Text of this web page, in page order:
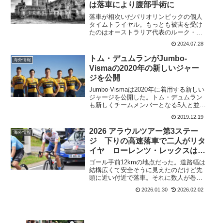
は落車により腹部手術に
落車が相次いだパリオリンピックの個人
タイムトライヤル。もっとも被害を受け
たのはオーストラリア代表のルーク・プ
ラップだった。好調な走りの中でGrosse
chute pour Luke Plapp, les routes
mouillées ...
2024.07.28
海外情報
トム・デュムランがJumbo-
Vismaの2020年の新しいジャー
ジを公開
Jumbo-Vismaは2020年に着用する新しい
ジャージを公開した。トム・デュムラン
も新しくチームメンバーとなる5人と並ん
した。チームを代表して写真に写ってい
るのは、左からワウト・ファンアール...
2019.12.19
海外情報
2026 アラウルツアー第3ステー
ジ 下りの高速落車で二人がリタ
イヤ ローレンツ・レックスは完
走
ゴール手前12kmの地点だった。道路幅は
結構広くて安全そうに見えたのだけど先
頭に近い付近で落車。それに数人が巻き
込まれた。かなりひどい状態に見えたの
で心配された。ダヴィデ・ステッラ
2026.01.30 2026.02.02